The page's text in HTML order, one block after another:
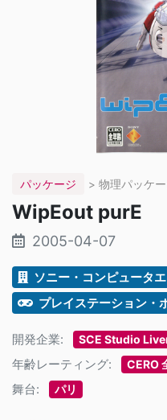
パッケージ > 物理パッケ
WipEout purE
2005-04-07
ソニー・コンピュータ
プレイステーション・
開発企業: SCE Studio
年齢レーティング: CERO
舞台: パリ